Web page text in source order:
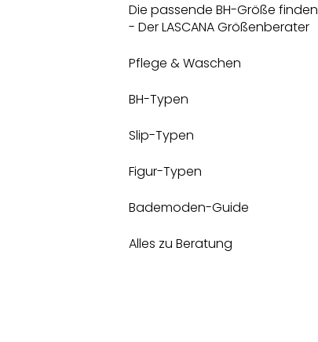
Die passende BH-Größe finden
- Der LASCANA Größenberater
Pflege & Waschen
BH-Typen
Slip-Typen
Figur-Typen
Bademoden-Guide
Alles zu Beratung